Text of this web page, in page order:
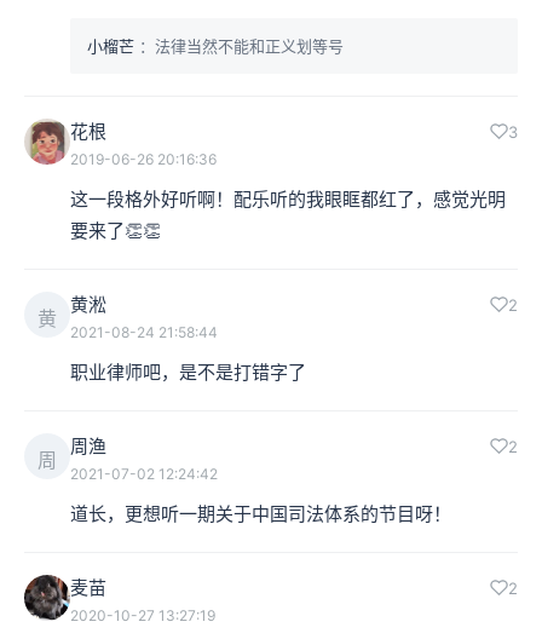
小榴芒 ：法律当然不能和正义划等号
花根 3
2019-06-26 20:16:36
这一段格外好听啊！配乐听的我眼眶都红了，感觉光明
要来了👏👏
黄
黄淞 2
2021-08-24 21:58:44
职业律师吧，是不是打错字了
周
周渔 2
2021-07-02 12:24:42
道长，更想听一期关于中国司法体系的节目呀！
麦苗 2
2020-10-27 13:27:19